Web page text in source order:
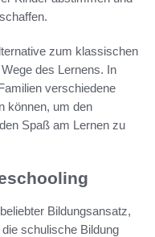
zum klassischen
des Lernens. In
verschiedene
können, um den
Spaß am Lernen zu
Bildungsansatz,
schulische Bildung